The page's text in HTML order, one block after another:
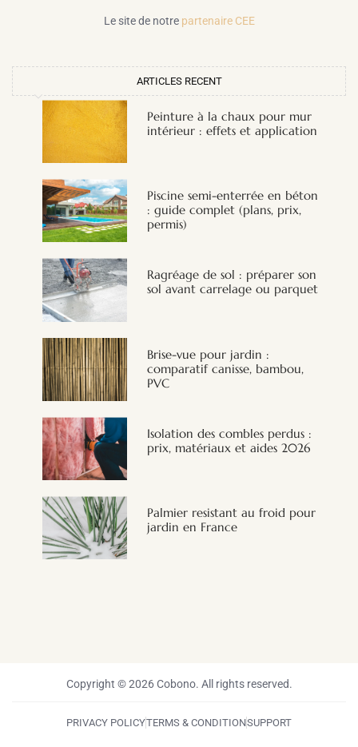
Le site de notre partenaire CEE
ARTICLES RECENT
Peinture à la chaux pour mur
intérieur : effets et application
Piscine semi-enterrée en béton
: guide complet (plans, prix,
permis)
Ragréage de sol : préparer son
sol avant carrelage ou parquet
Brise-vue pour jardin :
comparatif canisse, bambou,
PVC
Isolation des combles perdus :
prix, matériaux et aides 2026
Palmier resistant au froid pour
jardin en France
Copyright © 2026 Cobono. All rights reserved.
PRIVACY POLICYTERMS & CONDITIONSUPPORT